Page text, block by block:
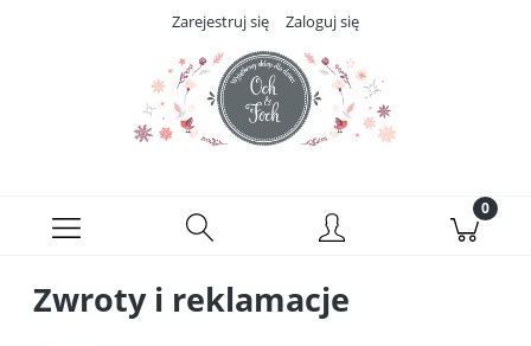
Zarejestruj się Zaloguj się
Zwroty i reklamacje